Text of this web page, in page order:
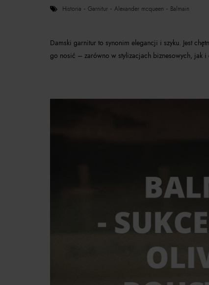
historia garnitur alexander mcqueen balmain
Damski garnitur to synonim elegancji i szyku. Jest
go nosić – zarówno w stylizacjach biznesowych, jak i